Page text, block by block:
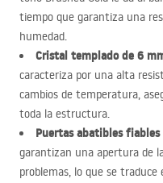
tiempo que garantiza una
humedad.
Cristal templado de 6
caracteriza por una alta
cambios de temperatura,
toda la estructura.
Puertas abatibles fiables
garantizan una apertura de
problemas, lo que se